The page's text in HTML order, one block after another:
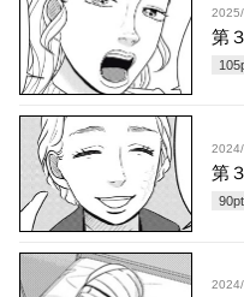
第
105
第
90pt